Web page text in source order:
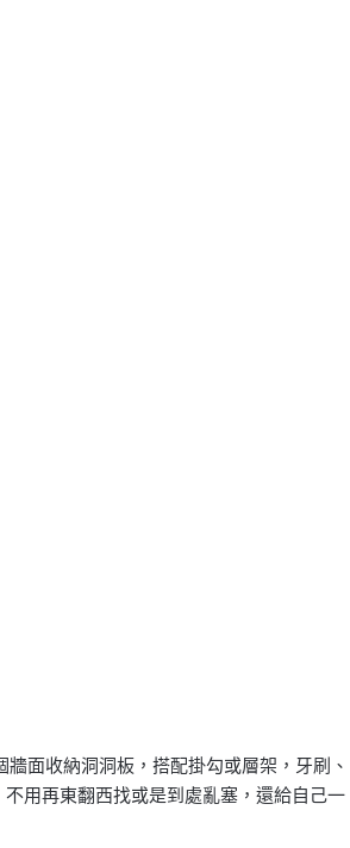
面收納洞洞板，搭配掛勾或層架，牙刷、
用再東翻西找或是到處亂塞，還給自己一